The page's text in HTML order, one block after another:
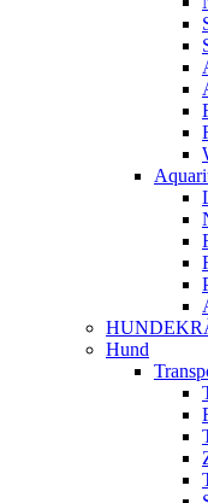
Hund